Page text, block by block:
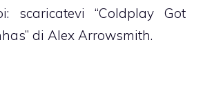
scaricatevi “Coldplay Got
” di Alex Arrowsmith.